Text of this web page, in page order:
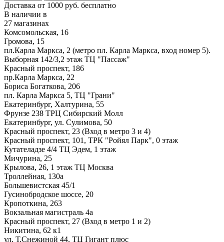
Доставка от 1000 руб. бесплатно
В наличии в
27 магазинах
Комсомольская, 16
Громова, 15
пл.Карла Маркса, 2 (метро пл. Карла Маркса, вход номер 5).
Выборная 142/3,2 этаж ТЦ "Пассаж"
Красный проспект, 186
пр.Карла Маркса, 22
Бориса Богаткова, 206
пл. Карла Маркса 5, ТЦ "Грани"
Екатеринбург, Халтурина, 55
Фрунзе 238 ТРЦ Сибирский Молл
Екатеринбург, ул. Сулимова, 50
Красный проспект, 23 (Вход в метро 3 и 4)
Красный проспект, 101, ТРК "Ройял Парк", 0 этаж
Кутателадзе 4/4 ТЦ Эдем, 1 этаж
Мичурина, 25
Крылова, 26, 1 этаж ТЦ Москва
Троллейная, 130а
Большевистская 45/1
Гусинобродское шоссе, 20
Кропоткина, 263
Вокзальная магистраль 4а
Красный проспект, 27 (Вход в метро 1 и 2)
Никитина, 62 к1
ул. Т.Снежиной 44, ТЦ Гигант плюс